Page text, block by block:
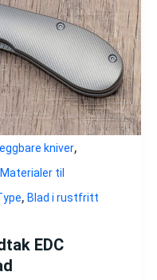
kniver,
Materialer til
, Blad i rustfritt
EDC